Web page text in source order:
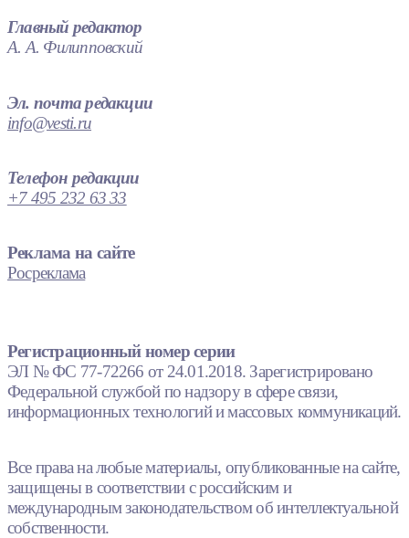
Главный редактор
А. А. Филипповский
Эл. почта редакции
info@vesti.ru
Телефон редакции
+7 495 232 63 33
Реклама на сайте
Росреклама
Регистрационный номер серии
ЭЛ № ФС 77-72266 от 24.01.2018. Зарегистрировано
Федеральной службой по надзору в сфере связи,
информационных технологий и массовых коммуникаций.
Все права на любые материалы, опубликованные на сайте,
защищены в соответствии с российским и
международным законодательством об интеллектуальной
собственности.